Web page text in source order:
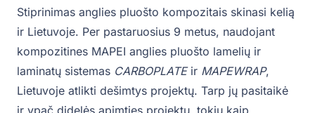
Stiprinimas anglies pluošto kompozitais skinasi kelią
ir Lietuvoje. Per pastaruosius 9 metus, naudojant
kompozitines MAPEI anglies pluošto lamelių ir
laminatų sistemas CARBOPLATEir MAPEWRAP,
Lietuvoje atlikti dešimtys projektų. Tarp jų pasitaikė